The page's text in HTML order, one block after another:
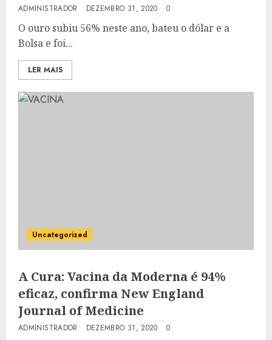
ADMINISTRADOR DEZEMBRO 31, 2020 0
O ouro subiu 56% neste ano, bateu o dólar e a
Bolsa e foi...
LER MAIS
Uncategorized
A Cura: Vacina da Moderna é 94%
eficaz, confirma New England
Journal of Medicine
ADMINISTRADOR DEZEMBRO 31, 2020 0